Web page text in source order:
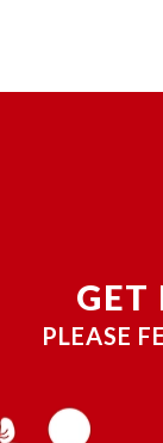
GET
PLEASE